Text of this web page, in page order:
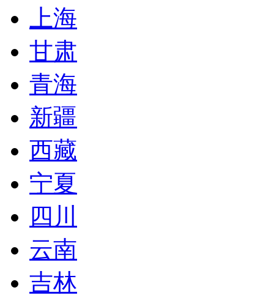
上海
甘肃
青海
新疆
西藏
宁夏
四川
云南
吉林